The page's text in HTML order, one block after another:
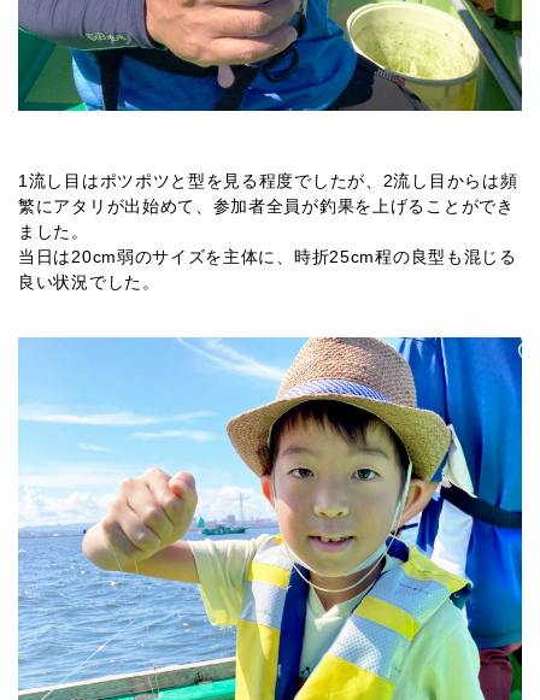
1流し目はポツポツと型を見る程度でしたが、2流し目からは頻
繁にアタリが出始めて、参加者全員が釣果を上げることができ
ました。
当日は20cm弱のサイズを主体に、時折25cm程の良型も混じる
良い状況でした。